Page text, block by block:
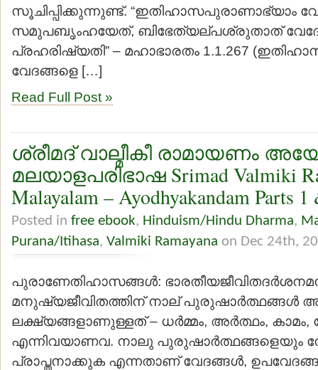
സൂചിപ്പിക്കുന്നുണ്ട്. “ഇതിഹാസപുരാണാഭ്യാം
സമുപബൃംഹയേത്, ബിഭേത്യല്പശ്രുതാത്
പ്രഹരിഷ്യതി” – മഹാഭാരതം 1.1.267
വേദങ്ങളെ […]
Read Full Post »
ശ്രീമദ് വാല്മീകീ രാമായണം
മലയാളപരിഭാഷ Srimad Valmiki
Malayalam – Ayodhyakandam Parts 1
Posted in free ebook, Hinduism/Hindu Dharma,
Purana/Itihasa, Valmiki Ramayana on Dec 24th,
പുരാണേതിഹാസങ്ങള്‍:
മനുഷ്യജീവിതത്തിന് നാല് പുരുഷാര്‍ത്ഥങ്ങള്‍
ലക്ഷ്യങ്ങളാണുള്ളത് – ധര്‍മ്മം, അര്‍ത്ഥം, കാമം,
എന്നിവയാണവ. നാലു പുരുഷാര്‍ത്ഥങ്ങളെയും
പ്രാപ്തനാക്കുക എന്നതാണ് വേദങ്ങള്‍,